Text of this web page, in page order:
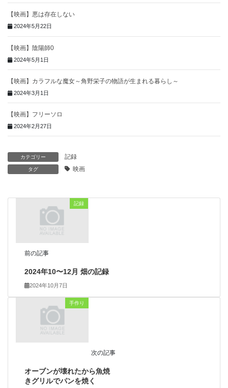
【映画】悪は存在しない
2024年5月22日
【映画】陰陽師0
2024年5月1日
【映画】カラフルな魔女～角野栄子の物語が生まれる暮らし～
2024年3月1日
【映画】フリーソロ
2024年2月27日
カテゴリー 記録
タグ 映画
記録
前の記事
2024年10〜12月 畑の記録
2024年10月7日
手作り
次の記事
オーブンが壊れたから魚焼
きグリルでパンを焼く